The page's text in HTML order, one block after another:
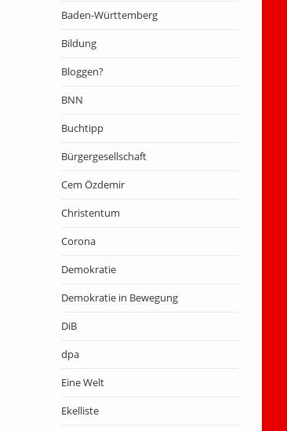
Baden-Württemberg
Bildung
Bloggen?
BNN
Buchtipp
Bürgergesellschaft
Cem Özdemir
Christentum
Corona
Demokratie
Demokratie in Bewegung
DiB
dpa
Eine Welt
Ekelliste